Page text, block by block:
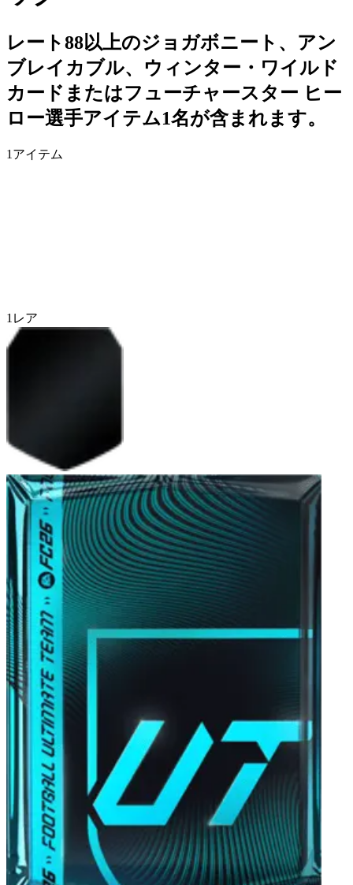
レート88以上のジョガボニート、アン
ブレイカブル、ウィンター・ワイルド
カードまたはフューチャースター ヒー
ロー選手アイテム1名が含まれます。
1 アイテム
1 レア